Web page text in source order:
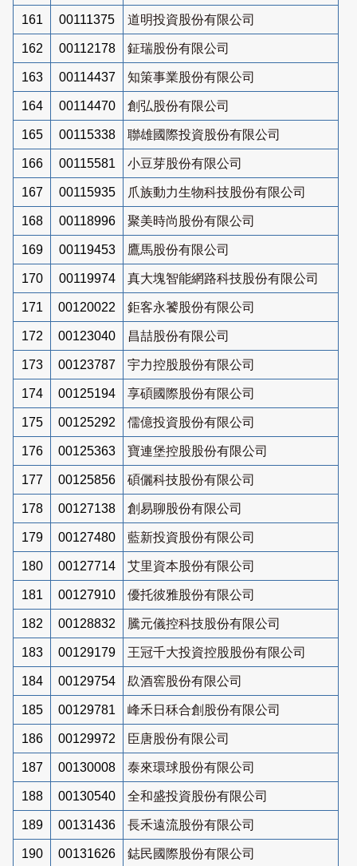
161 00111375 道明投資股份有限公司
162 00112178 鉦瑞股份有限公司
163 00114437 知策事業股份有限公司
164 00114470 創弘股份有限公司
165 00115338 聯雄國際投資股份有限公司
166 00115581 小豆芽股份有限公司
167 00115935 爪族動力生物科技股份有限公司
168 00118996 聚美時尚股份有限公司
169 00119453 鷹馬股份有限公司
170 00119974 真大塊智能網路科技股份有限公司
171 00120022 鉅客永饕股份有限公司
172 00123040 昌喆股份有限公司
173 00123787 宇力控股股份有限公司
174 00125194 享碩國際股份有限公司
175 00125292 儒億投資股份有限公司
176 00125363 寶連堡控股股份有限公司
177 00125856 碩儷科技股份有限公司
178 00127138 創易聊股份有限公司
179 00127480 藍新投資股份有限公司
180 00127714 艾里資本股份有限公司
181 00127910 優托彼雅股份有限公司
182 00128832 騰元儀控科技股份有限公司
183 00129179 王冠千大投資控股股份有限公司
184 00129754 镹酒窖股份有限公司
185 00129781 峰禾日秝合創股份有限公司
186 00129972 臣唐股份有限公司
187 00130008 泰來環球股份有限公司
188 00130540 全和盛投資股份有限公司
189 00131436 長禾遠流股份有限公司
190 00131626 鋕民國際股份有限公司